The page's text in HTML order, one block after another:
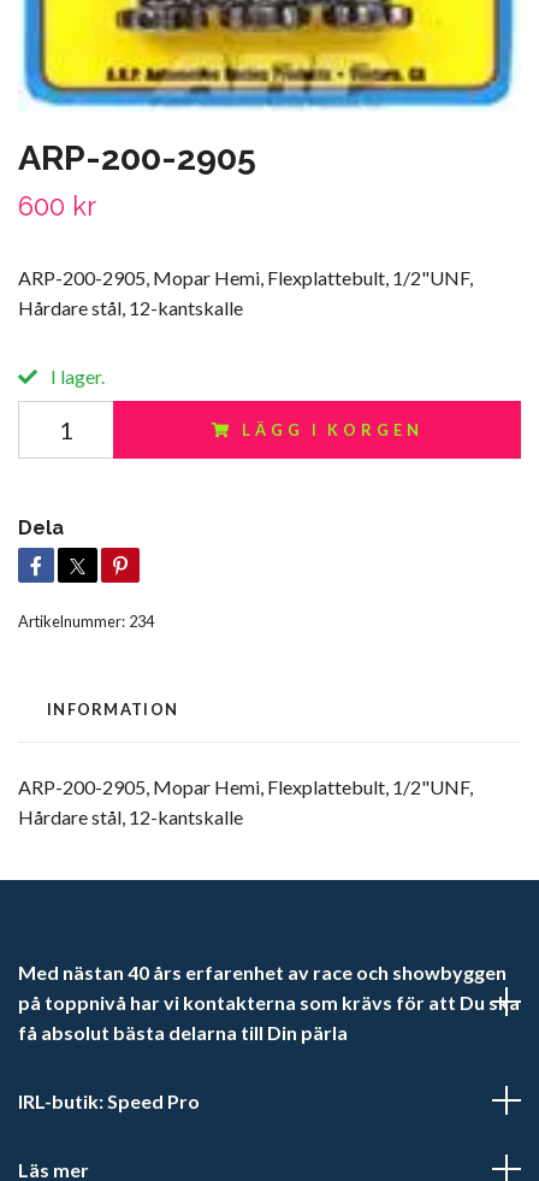
ARP-200-2905
600 kr
ARP-200-2905, Mopar Hemi, Flexplattebult, 1/2"UNF,
Hårdare stål, 12-kantskalle
I lager.
LÄGG I KORGEN
Dela
Artikelnummer: 234
INFORMATION
ARP-200-2905, Mopar Hemi, Flexplattebult, 1/2"UNF,
Hårdare stål, 12-kantskalle
Med nästan 40 års erfarenhet av race och showbyggen
på toppnivå har vi kontakterna som krävs för att Du ska
få absolut bästa delarna till Din pärla
IRL-butik: Speed Pro
Läs mer